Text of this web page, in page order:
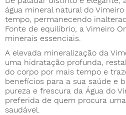
água mineral natural do
tempo, permanecendo
Fonte de equilíbrio, a Vimeiro
minerais essenciais.
A elevada mineralização da
uma hidratação profunda,
do corpo por mais tempo e
benefícios para a sua saúde e
pureza e frescura da Água do
preferida de quem procura
saudável.